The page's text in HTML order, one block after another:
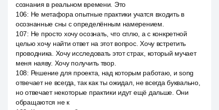
сознания в реальном времени. Это
106: Не метафора опытные практики учатся входить в
осознанные сны с определённым намерением.
107: Не просто хочу осознать, что сплю, а с конкретной
целью хочу найти ответ на этот вопрос. Хочу встретить
проводника. Хочу исследовать этот страх, который мучает
меня наяву. Хочу получить твор.
108: Решение для проекта, над которым работаю, и song
отвечает не всегда, так как ты ожидал, не всегда буквально,
но отвечает некоторые практики идут ещё дальше. Они
обращаются не к